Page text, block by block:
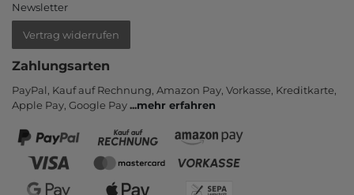
Newsletter
Vertrag widerrufen
Zahlungsarten
PayPal, Kauf auf Rechnung, Amazon Pay, Vor­kasse, Kredit­karte,
Apple Pay, Google Pay...mehr erfahren